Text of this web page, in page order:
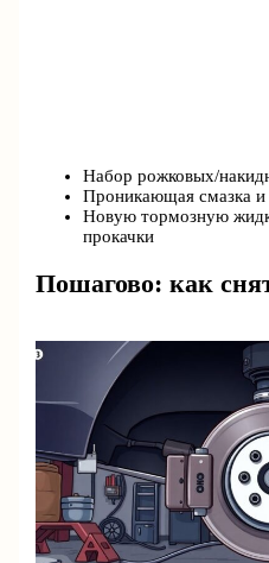
Набор рожковых/
Проникающая смазка и
Новую тормозную
прокачки
Пошагово: как